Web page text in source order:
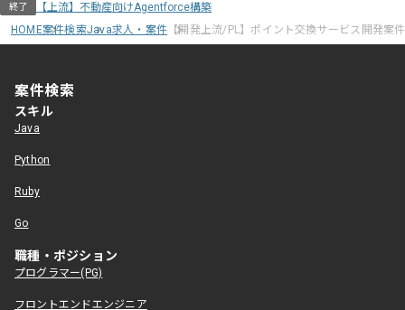
終了
【上流】不動産向けAgentforce構築
HOME案件検索Java求人・案件 【開発上流/PL】ポイント交換サービス開発案件
案件検索
スキル
Java
Python
Ruby
Go
職種・ポジション
プログラマー(PG)
フロントエンドエンジニア